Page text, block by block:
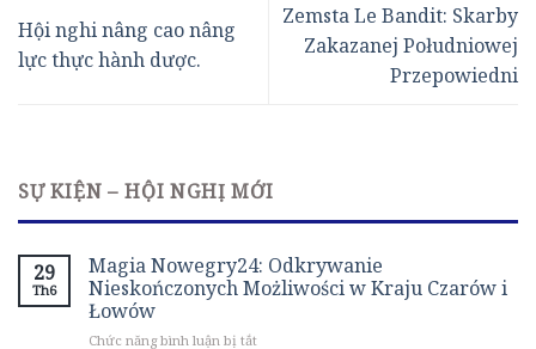
Hội nghi nâng cao nâng
lực thực hành dược.
Zemsta Le Bandit: Skarby
Zakazanej Południowej
Przepowiedni
SỰ KIỆN – HỘI NGHỊ MỚI
29
Th6
Magia Nowegry24: Odkrywanie
Nieskończonych Możliwości w Kraju Czarów i
Łowów
Chức năng bình luận bị tắtở